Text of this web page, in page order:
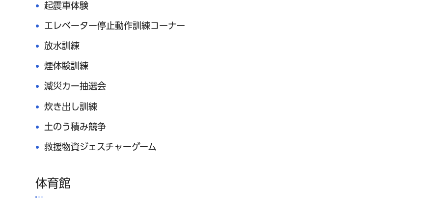
起震車体験
エレベーター停止動作訓練コーナー
放水訓練
煙体験訓練
減災カー抽選会
炊き出し訓練
土のう積み競争
救援物資ジェスチャーゲーム
体育館